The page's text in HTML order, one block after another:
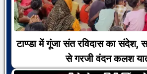
टाण्डा में गूंजा संत रविदास का
से गरजी वंदन कलश